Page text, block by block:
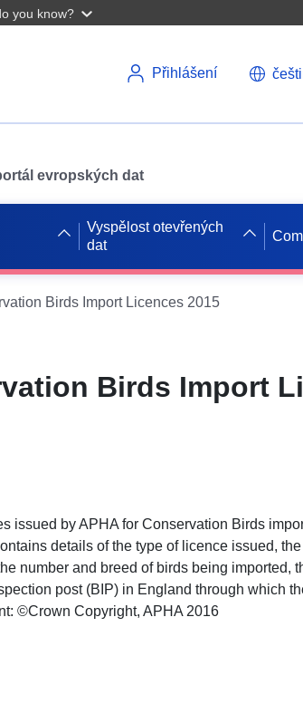
you know?
Přihlášení
evropských dat
Vyspělost otevřených
dat
Birds Import Licences 2015
Birds Import
issued by APHA for Conservation Birds
details of the type of licence issued,
number and breed of birds being imported,
post (BIP) in England through which
©Crown Copyright, APHA 2016